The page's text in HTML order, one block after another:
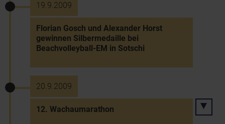
19.9.2009
Florian Gosch und Alexander Horst
gewinnen Silbermedaille bei
Beachvolleyball-EM in Sotschi
20.9.2009
12. Wachaumarathon